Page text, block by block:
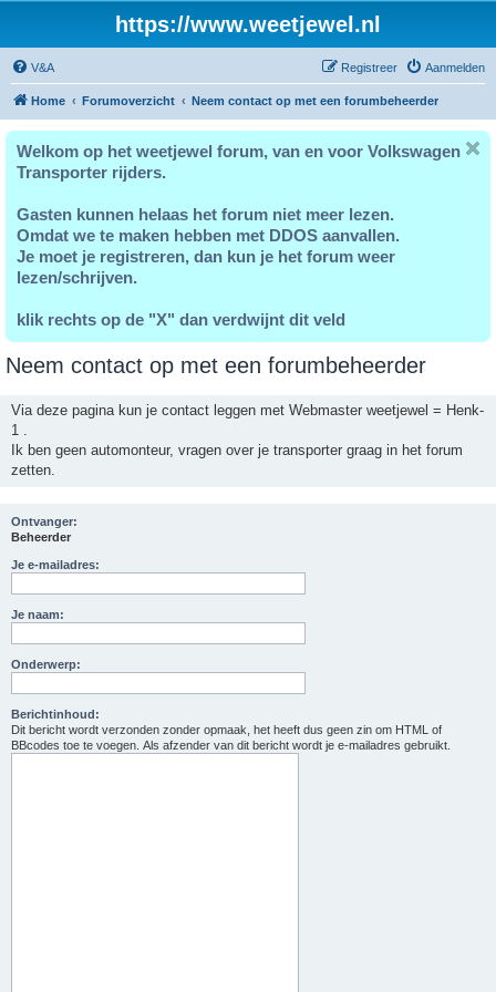
https://www.weetjewel.nl
V&A Aanmelden
Registreer
Home Forumoverzicht Neem contact op met een forumbeheerder
Welkom op het weetjewel forum, van en voor Volkswagen
Transporter rijders.
Gasten kunnen helaas het forum niet meer lezen.
Omdat we te maken hebben met DDOS aanvallen.
Je moet je registreren, dan kun je het forum weer
lezen/schrijven.
klik rechts op de "X" dan verdwijnt dit veld
Neem contact op met een forumbeheerder
Via deze pagina kun je contact leggen met Webmaster weetjewel = Henk-
1 .
Ik ben geen automonteur, vragen over je transporter graag in het forum
zetten.
Ontvanger:
Beheerder
Je e-mailadres:
Je naam:
Onderwerp:
Berichtinhoud:
Dit bericht wordt verzonden zonder opmaak, het heeft dus geen zin om HTML of
BBcodes toe te voegen. Als afzender van dit bericht wordt je e-mailadres gebruikt.